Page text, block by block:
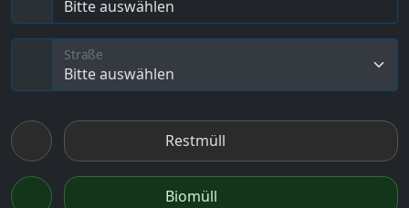
Bitte auswählen
Bitte auswählen
Straße
Restmüll
Biomüll